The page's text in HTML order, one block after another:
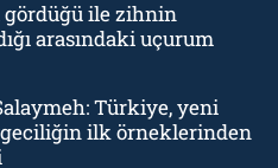
gördüğü ile zihnin
arasındaki uçurum
Türkiye, yeni
ilk örneklerinden